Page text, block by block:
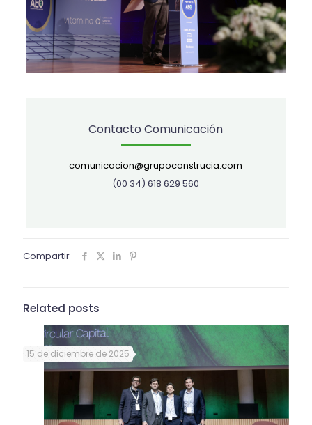
Contacto Comunicación
comunicacion@grupoconstrucia.com
(00 34) 618 629 560
Compartir
Related posts
15 de diciembre de 2025